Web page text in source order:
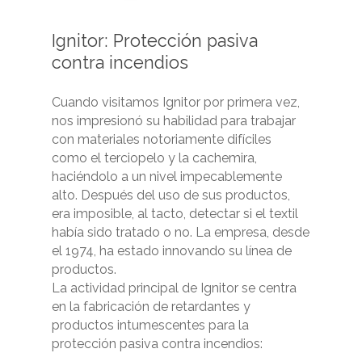
Ignitor: Protección pasiva
contra incendios
Cuando visitamos Ignitor por primera vez,
nos impresionó su habilidad para trabajar
con materiales notoriamente difíciles
como el terciopelo y la cachemira,
haciéndolo a un nivel impecablemente
alto. Después del uso de sus productos,
era imposible, al tacto, detectar si el textil
había sido tratado o no. La empresa, desde
el 1974, ha estado innovando su línea de
productos.
La actividad principal de Ignitor se centra
en la fabricación de retardantes y
productos intumescentes para la
protección pasiva contra incendios: